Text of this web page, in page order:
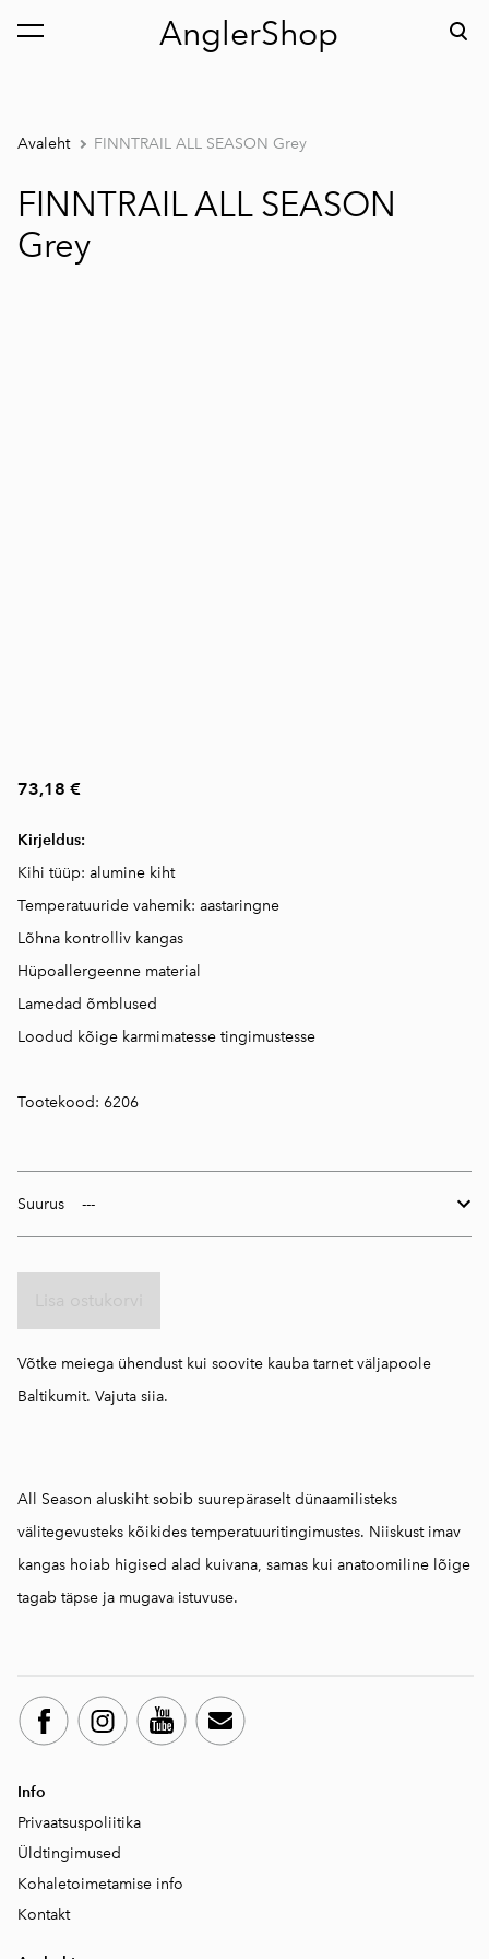
AnglerShop
lisati ostukorvi. Vaata ostukorvi
Avaleht FINNTRAIL ALL SEASON Grey
All Season aluskiht sobib suurepäraselt dünaamilisteks
välitegevusteks kõikides temperatuuritingimustes. Niiskust imav
kangas hoiab higised alad kuivana, samas kui anatoomiline lõige
tagab täpse ja mugava istuvuse.
FINNTRAIL ALL SEASON
Grey
73,18 €
Kirjeldus:
Kihi tüüp: alumine kiht
Temperatuuride vahemik: aastaringne
Lõhna kontrolliv kangas
Hüpoallergeenne material
Lamedad õmblused
Loodud kõige karmimatesse tingimustesse
Tootekood: 6206
Suurus
Võtke meiega ühendust kui soovite kauba tarnet väljapoole
Baltikumit. Vajuta siia.
Info
Privaatsuspoliitika
Üldtingimused
Kohaletoimetamise info
Kontakt